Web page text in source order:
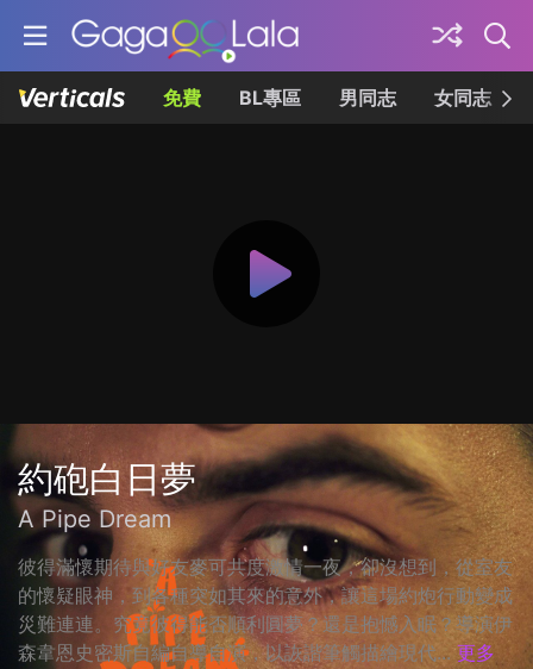
免費 BL專區 男同志 女同志
約砲白日夢
A Pipe Dream
彼得滿懷期待與好友麥可共度激情一夜，卻沒想到，從室友
的懷疑眼神，到各種突如其來的意外，讓這場約炮行動變成
災難連連。究竟彼得能否順利圓夢？還是抱憾入眠？導演伊
森韋恩史密斯自編自導自演，以詼諧筆觸描繪現代... 更多